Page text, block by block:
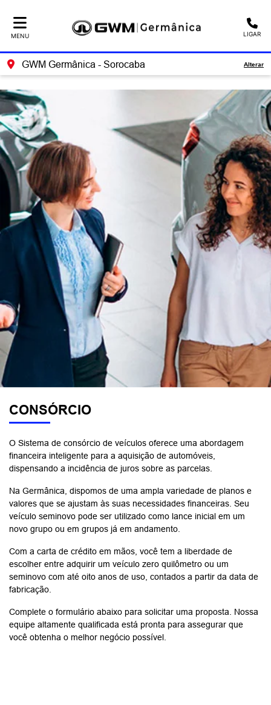
MENU LIGAR
GWM Germânica - Sorocaba Alterar
CONSÓRCIO
O Sistema de consórcio de veículos oferece uma abordagem
financeira inteligente para a aquisição de automóveis,
dispensando a incidência de juros sobre as parcelas.
Na Germânica, dispomos de uma ampla variedade de planos e
valores que se ajustam às suas necessidades financeiras. Seu
veículo seminovo pode ser utilizado como lance inicial em um
novo grupo ou em grupos já em andamento.
Com a carta de crédito em mãos, você tem a liberdade de
escolher entre adquirir um veículo zero quilômetro ou um
seminovo com até oito anos de uso, contados a partir da data de
fabricação.
Complete o formulário abaixo para solicitar uma proposta. Nossa
equipe altamente qualificada está pronta para assegurar que
você obtenha o melhor negócio possível.